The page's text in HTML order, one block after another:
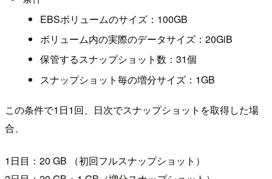
EBSボリュームのサイズ：100GB
ボリューム内の実際のデータサイズ：20GiB
保管するスナップショット数：31個
スナップショット毎の増分サイズ：1GB
この条件で1日1回、日次でスナップショットを取得した場
合、
1日目：20 GB （初回フルスナップショット）